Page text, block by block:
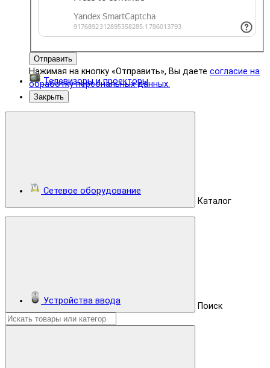
Отправить
Нажимая на кнопку «Отправить», Вы даете согласие на
обработку персональных данных.
Закрыть
Каталог
Поиск
Телевизоры и проекторы
Сетевое оборудование
Устройства ввода